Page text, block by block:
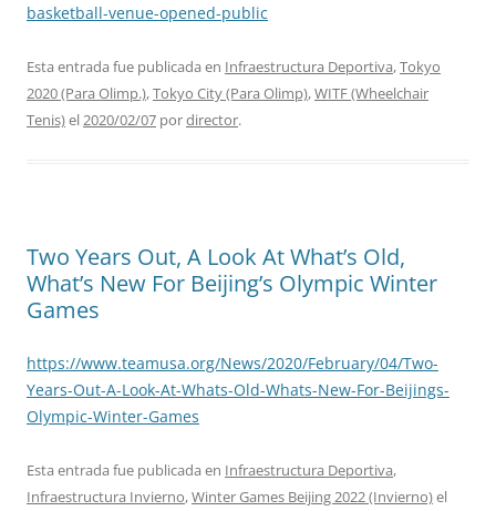
basketball-venue-opened-public
Esta entrada fue publicada en Infraestructura Deportiva,Tokyo
2020 (Para Olimp.),Tokyo City (Para Olimp),WITF (Wheelchair
Tenis)el2020/02/07 pordirector.
Two Years Out, A Look At What’s Old,
What’s New For Beijing’s Olympic Winter
Games
https://www.teamusa.org/News/2020/February/04/Two-
Years-Out-A-Look-At-Whats-Old-Whats-New-For-Beijings-
Olympic-Winter-Games
Esta entrada fue publicada en Infraestructura Deportiva,
Infraestructura Invierno,Winter Games Beijing 2022 (Invierno)el